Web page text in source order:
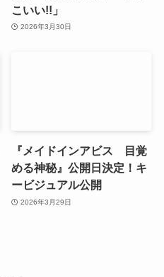
こいい!!」
2026年3月30日
『メイドインアビス 目覚
める神秘』公開日決定！キ
ービジュアル公開
2026年3月29日